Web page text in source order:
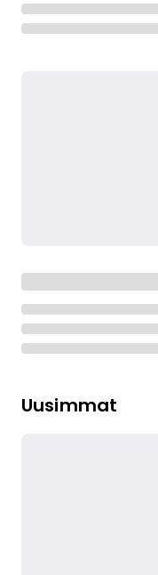
Uusimmat